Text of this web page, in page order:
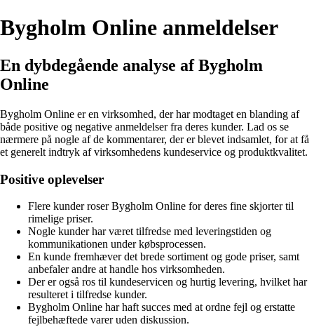
Bygholm Online anmeldelser
En dybdegående analyse af Bygholm
Online
Bygholm Online er en virksomhed, der har modtaget en blanding af
både positive og negative anmeldelser fra deres kunder. Lad os se
nærmere på nogle af de kommentarer, der er blevet indsamlet, for at få
et generelt indtryk af virksomhedens kundeservice og produktkvalitet.
Positive oplevelser
Flere kunder roser Bygholm Online for deres fine skjorter til
rimelige priser.
Nogle kunder har været tilfredse med leveringstiden og
kommunikationen under købsprocessen.
En kunde fremhæver det brede sortiment og gode priser, samt
anbefaler andre at handle hos virksomheden.
Der er også ros til kundeservicen og hurtig levering, hvilket har
resulteret i tilfredse kunder.
Bygholm Online har haft succes med at ordne fejl og erstatte
fejlbehæftede varer uden diskussion.